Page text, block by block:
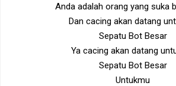
Anda adalah orang yang suka
Dan cacing akan datang
Sepatu Bot Besar
Ya cacing akan datang
Sepatu Bot Besar
Untukmu